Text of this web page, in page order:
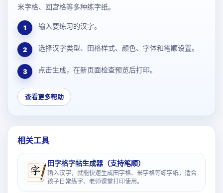
米字格、回宫格等多种练字纸。
1 输入要练习的汉字。
2 选择汉字类型、田格样式、颜色、字体和笔顺设置。
3 点击生成，在新页面检查预览后打印。
查看更多帮助
相关工具
田字格字帖生成器（支持笔顺）
输入汉字，就能快速生成田字格、米字格等练字纸，适合
孩子日常练字、老师课堂打印使用。